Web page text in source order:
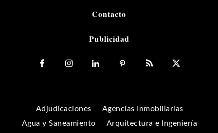
Contacto
Publicidad
Adjudicaciones
Agencias Inmobiliarias
Agua y Saneamiento
Arquitectura e Ingeniería